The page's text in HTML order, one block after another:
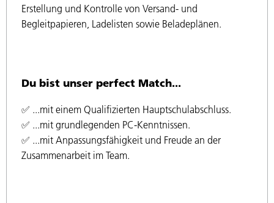
Erstellung und Kontrolle von Versand- und
Begleitpapieren, Ladelisten sowie Beladeplänen.
Du bist unser perfect Match...
✅ ...mit einem Qualifizierten Hauptschulabschluss.
✅ ...mit grundlegenden PC-Kenntnissen.
✅ ...mit Anpassungsfähigkeit und Freude an der
Zusammenarbeit im Team.